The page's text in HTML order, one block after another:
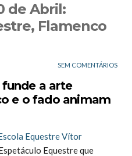
de Abril:
Flamenco
SEM COMENTÁRIOS
a arte
e o fado animam
Equestre Vítor
Equestre que